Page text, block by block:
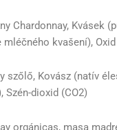
Chardonnay, Kvásek
kvašení),
szőlő, Kovász (natív
dioxid (CO2)
orgánicas, masa